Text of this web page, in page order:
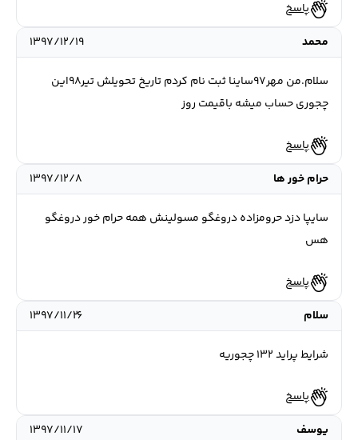
پاسخ
محمد
۱۳۹۷/۱۲/۱۹
سلام.من مهر۹۷ساینا ثبت نام کردم تاریخ تحویلش تیر۹۸این
چجوری حساب میشه باقیمت روز
پاسخ
حرام خور ها
۱۳۹۷/۱۲/۸
سایپا دزد حرومزاده دروغگو مسولینش همه حرام خور دروغگو
هس
پاسخ
سلام
۱۳۹۷/۱۱/۲۶
شرایط پراید ۱۳۲ چجوریه
پاسخ
یوسف
۱۳۹۷/۱۱/۱۷